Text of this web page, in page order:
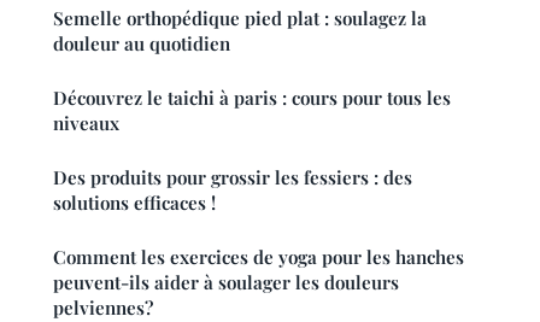
Semelle orthopédique pied plat : soulagez la
douleur au quotidien
Découvrez le taichi à paris : cours pour tous les
niveaux
Des produits pour grossir les fessiers : des
solutions efficaces !
Comment les exercices de yoga pour les hanches
peuvent-ils aider à soulager les douleurs
pelviennes?